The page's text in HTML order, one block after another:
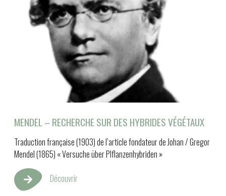
MENDEL – RECHERCHE SUR DES HYBRIDES VÉGÉTAUX
Traduction française (1903) de l’article fondateur de Johan / Gregor
Mendel (1865) « Versuche über Plflanzenhybriden »
Découvrir